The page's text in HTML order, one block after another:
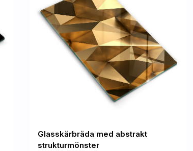
Glasskärbräda med abstrakt
strukturmönster